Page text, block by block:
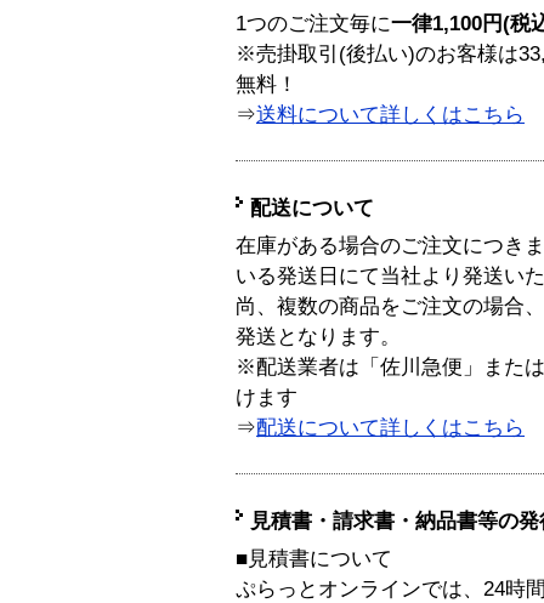
1つのご注文毎に一律1,100円(税
※売掛取引(後払い)のお客様は
無料！
⇒送料について詳しくはこちら
配送について
在庫がある場合のご注文につき
いる発送日にて当社より発送い
尚、複数の商品をご注文の場合
発送となります。
※配送業者は「佐川急便」また
けます
⇒配送について詳しくはこちら
見積書・請求書・納品書等の
■見積書について
ぷらっとオンラインでは、24時